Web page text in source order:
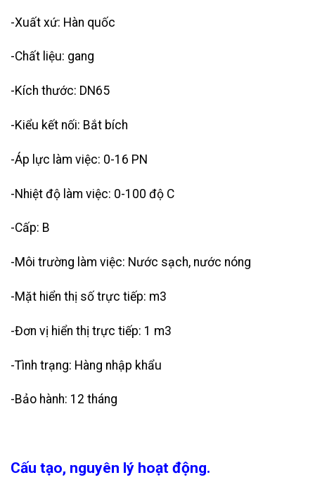
-Xuất xứ: Hàn quốc
-Chất liệu: gang
-Kích thước: DN65
-Kiểu kết nối: Bắt bích
-Áp lực làm việc: 0-16 PN
-Nhiệt độ làm việc: 0-100 độ C
-Cấp: B
-Môi trường làm việc: Nước sạch, nước nóng
-Mặt hiển thị số trực tiếp: m3
-Đơn vị hiển thị trực tiếp: 1 m3
-Tình trạng: Hàng nhập khẩu
-Bảo hành: 12 tháng
Cấu tạo, nguyên lý hoạt động.